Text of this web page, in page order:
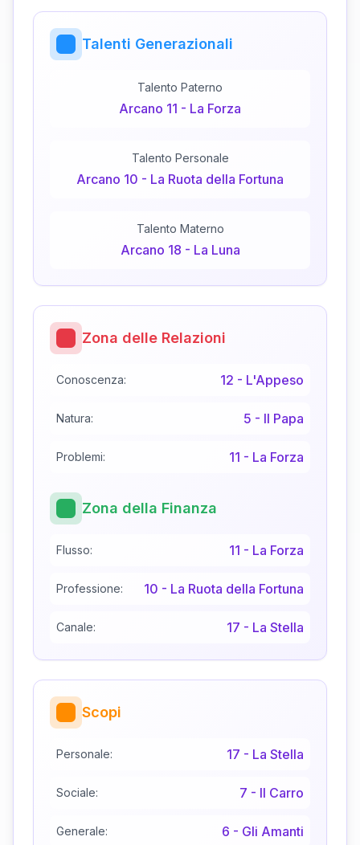
Talenti Generazionali
Talento Paterno
Arcano 11 - La Forza
Talento Personale
Arcano 10 - La Ruota della Fortuna
Talento Materno
Arcano 18 - La Luna
Zona delle Relazioni
Conoscenza: 12 - L'Appeso
Natura: 5 - Il Papa
Problemi: 11 - La Forza
Zona della Finanza
Flusso: 11 - La Forza
Professione: 10 - La Ruota della Fortuna
Canale: 17 - La Stella
Scopi
Personale: 17 - La Stella
Sociale: 7 - Il Carro
Generale: 6 - Gli Amanti